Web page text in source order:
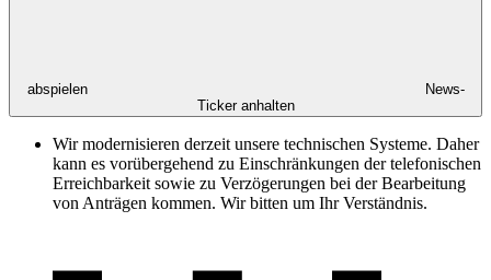
abspielen
News-
Ticker anhalten
Wir modernisieren derzeit unsere technischen Systeme. Daher
kann es vorübergehend zu Einschränkungen der telefonischen
Erreichbarkeit sowie zu Verzögerungen bei der Bearbeitung
von Anträgen kommen. Wir bitten um Ihr Verständnis.